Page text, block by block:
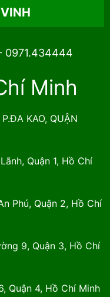
0971.434444
Minh
KAO, QUẬN
Quận 1, Hồ Chí
Phú, Quận 2, Hồ Chí
9, Quận 3, Hồ Chí
Quận 4, Hồ Chí Minh